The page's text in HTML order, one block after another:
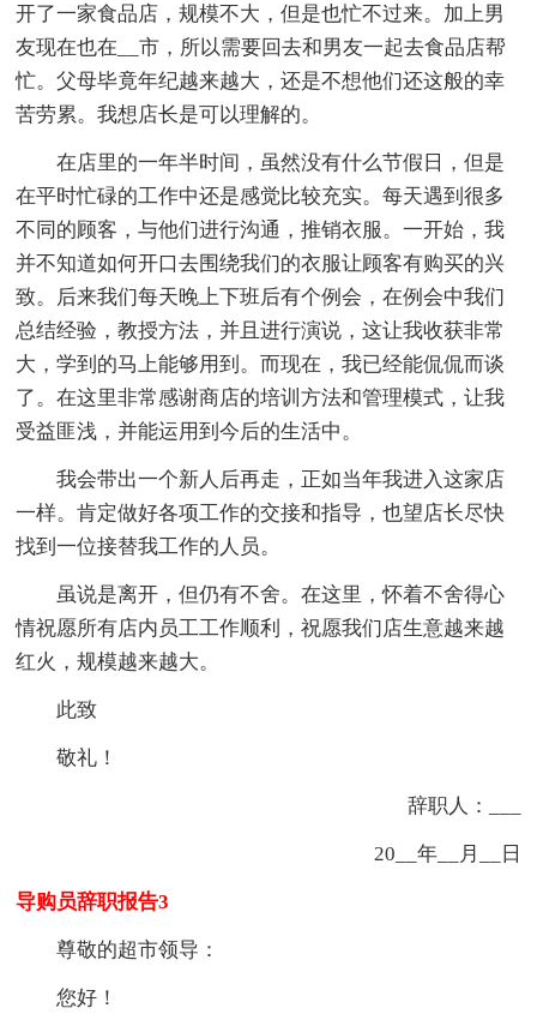
开了一家食品店，规模不大，但是也忙不过来。加上男
友现在也在__市，所以需要回去和男友一起去食品店帮
忙。父母毕竟年纪越来越大，还是不想他们还这般的幸
苦劳累。我想店长是可以理解的。
在店里的一年半时间，虽然没有什么节假日，但是
在平时忙碌的工作中还是感觉比较充实。每天遇到很多
不同的顾客，与他们进行沟通，推销衣服。一开始，我
并不知道如何开口去围绕我们的衣服让顾客有购买的兴
致。后来我们每天晚上下班后有个例会，在例会中我们
总结经验，教授方法，并且进行演说，这让我收获非常
大，学到的马上能够用到。而现在，我已经能侃侃而谈
了。在这里非常感谢商店的培训方法和管理模式，让我
受益匪浅，并能运用到今后的生活中。
我会带出一个新人后再走，正如当年我进入这家店
一样。肯定做好各项工作的交接和指导，也望店长尽快
找到一位接替我工作的人员。
虽说是离开，但仍有不舍。在这里，怀着不舍得心
情祝愿所有店内员工工作顺利，祝愿我们店生意越来越
红火，规模越来越大。
此致
敬礼！
辞职人：___
20__年__月__日
导购员辞职报告3
尊敬的超市领导：
您好！